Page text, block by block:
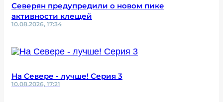
Северян предупредили о новом пике
активности клещей
10.08.2026, 17:34
На Севере - лучше! Серия 3
10.08.2026, 17:21